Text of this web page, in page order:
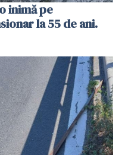
inimă pe
la 55 de ani.